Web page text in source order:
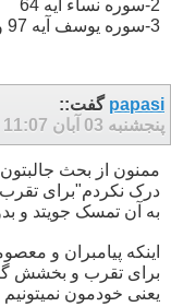
2-سوره نساء آیه 64
3-سوره یوسف آیه 97 و 98
papasi گفت::
پنجشنبه 03 آبان 97
11:07 قبل از ظهر
ممنون از بحث
درک نکردم"برای تقرب
به آن تمسک جویتد و
اینکه پیامبران و
برای تقرب و بخشش
یعنی خودمون